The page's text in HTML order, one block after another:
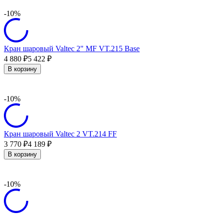
-10%
Кран шаровый Valtec 2" МF VT.215 Base
4 880 ₽5 422 ₽
В корзину
-10%
Кран шаровый Valtec 2 VT.214 FF
3 770 ₽4 189 ₽
В корзину
-10%